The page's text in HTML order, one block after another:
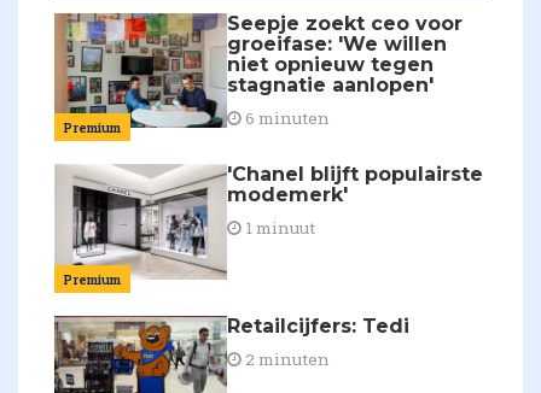
Premium
Seepje zoekt ceo voor
groeifase: 'We willen
niet opnieuw tegen
stagnatie aanlopen'
6 minuten
Premium
'Chanel blijft populairste
modemerk'
1 minuut
Retailcijfers: Tedi
2 minuten